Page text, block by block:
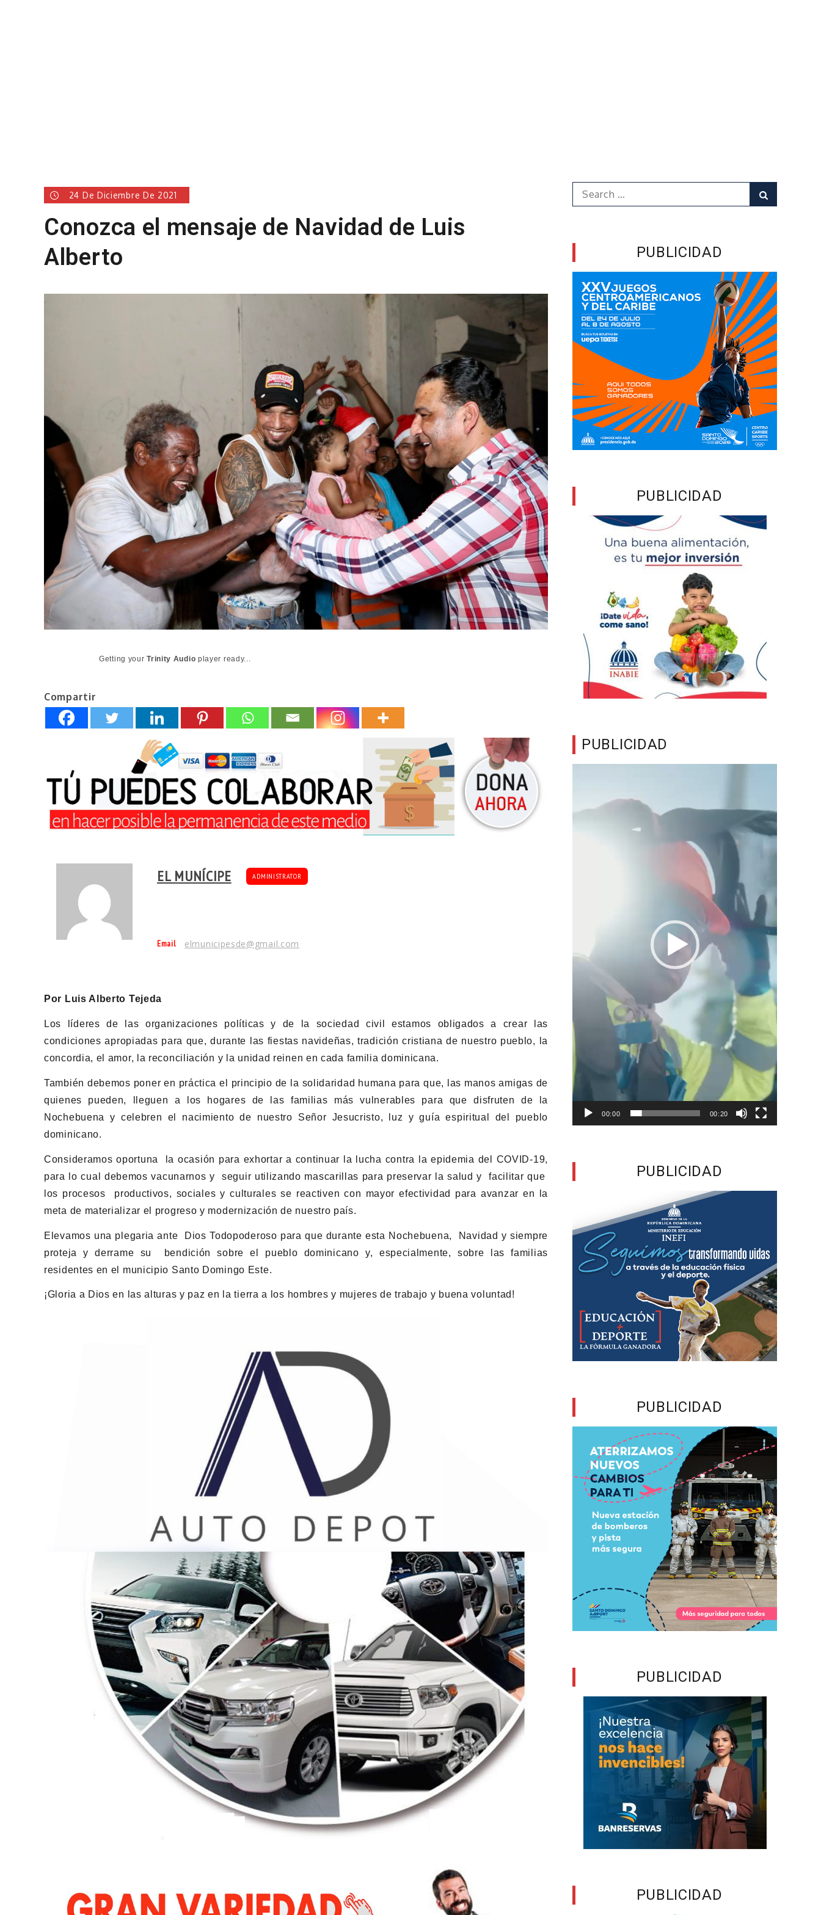
24 De Diciembre De 2021
Conozca el mensaje de Navidad de Luis
Alberto
Getting yourTrinity Audio player ready...
Compartir
EL MUNÍCIPE ADMINISTRATOR
Email elmunicipesde@gmail.com
Por Luis Alberto Tejeda
Los líderes de las organizaciones políticas y de la sociedad civil estamos obligados a crear las
condiciones apropiadas para que, durante las fiestas navideñas, tradición cristiana de nuestro pueblo, la
concordia, el amor, la reconciliación y la unidad reinen en cada familia dominicana.
También debemos poner en práctica el principio de la solidaridad humana para que, las manos amigas de
quienes pueden, lleguen a los hogares de las familias más vulnerables para que disfruten de la
Nochebuena y celebren el nacimiento de nuestro Señor Jesucristo, luz y guía espiritual del pueblo
dominicano.
Consideramos oportuna la ocasión para exhortar a continuar la lucha contra la epidemia del COVID-19,
para lo cual debemos vacunarnos y seguir utilizando mascarillas para preservar la salud y facilitar que
los procesos productivos, sociales y culturales se reactiven con mayor efectividad para avanzar en la
meta de materializar el progreso y modernización de nuestro país.
Elevamos una plegaria ante Dios Todopoderoso para que durante esta Nochebuena, Navidad y siempre
proteja y derrame su bendición sobre el pueblo dominicano y, especialmente, sobre las familias
residentes en el municipio Santo Domingo Este.
¡Gloria a Dios en las alturas y paz en la tierra a los hombres y mujeres de trabajo y buena voluntad!
Search
for:
PUBLICIDAD
PUBLICIDAD
PUBLICIDAD
00:00 00:20
PUBLICIDAD
PUBLICIDAD
PUBLICIDAD
PUBLICIDAD